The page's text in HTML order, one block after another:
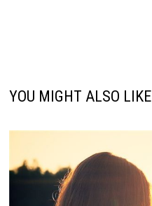
YOU MIGHT ALSO LIKE